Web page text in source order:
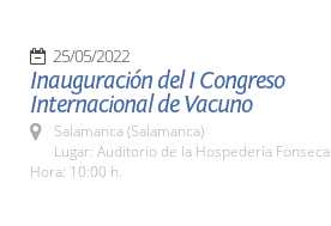
25/05/2022
Inauguración del I Congreso
Internacional de Vacuno
Salamanca (Salamanca)
Lugar: Auditorio de la Hospedería Fonseca
Hora: 10:00 h.